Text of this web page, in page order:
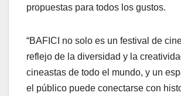
propuestas para todos los gustos.
“BAFICI no solo es un festival de
reflejo de la diversidad y la
cineastas de todo el mundo, y un
el público puede conectarse con